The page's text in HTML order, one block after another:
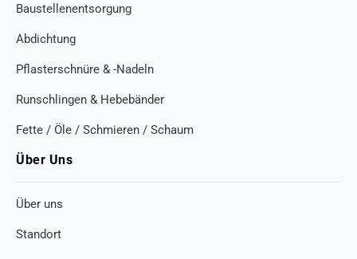
Baustellenentsorgung
Abdichtung
Pflasterschnüre & -Nadeln
Runschlingen & Hebebänder
Fette / Öle / Schmieren / Schaum
Über Uns
Über uns
Standort